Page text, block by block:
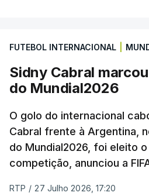
FUTEBOL INTERNACIONAL
Sidny Cabral
do Mundial2026
O golo do internacional
Cabral frente à Argentina,
do Mundial2026, foi eleito
competição, anunciou a
RTP / 27 Julho 2026, 17:20